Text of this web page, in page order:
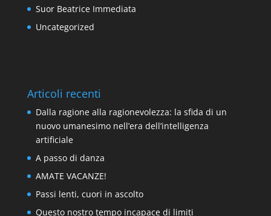
Suor Beatrice Immediata
Uncategorized
Articoli recenti
Dalla ragione alla ragionevolezza: la sfida di un
nuovo umanesimo nell’era dell’intelligenza
artificiale
A passo di danza
AMATE VACANZE!
Passi lenti, cuori in ascolto
Questo nostro tempo incapace di limiti